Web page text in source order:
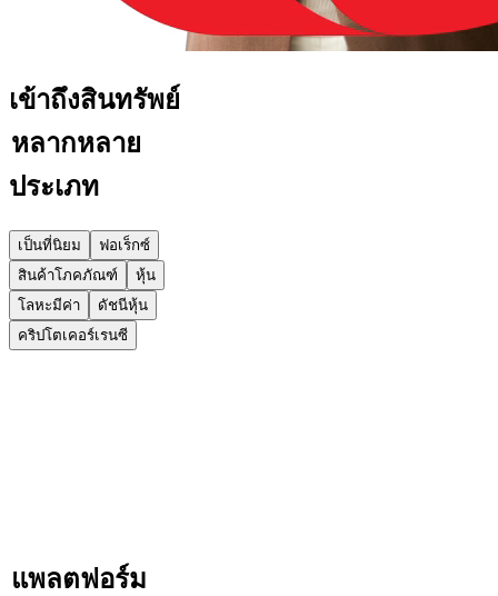
เข้าถึงสินทรัพย์
หลากหลาย
ประเภท
เป็นที่นิยม
ฟอเร็กซ์
สินค้าโภคภัณฑ์
หุ้น
โลหะมีค่า
ดัชนีหุ้น
คริปโตเคอร์เรนซี
แพลตฟอร์ม